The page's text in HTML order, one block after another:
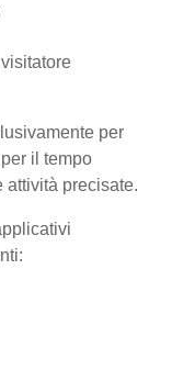
per
il tempo
attività precisate.